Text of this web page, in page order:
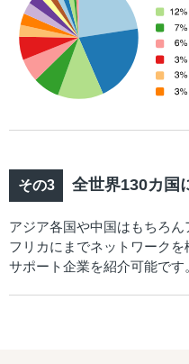
全世界130カ国
アジア各国や中国はもちろ
フリカにまでネットワーク
サポート企業を紹介可能です